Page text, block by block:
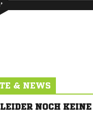
& NEWS
NOCH